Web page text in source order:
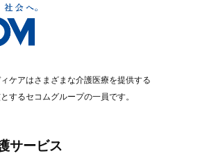
ケアはさまざまな介護医療を提供する
するセコムグループの一員です。
サービス